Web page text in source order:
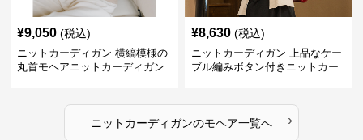
¥9,050 (税込)
ニットカーディガン 横縞模様の
丸首モヘアニットカーディガン
¥8,630 (税込)
ニットカーディガン 上品なケー
ブル編みボタン付きニットカー
ニットカーディガンのモヘア一覧へ ›